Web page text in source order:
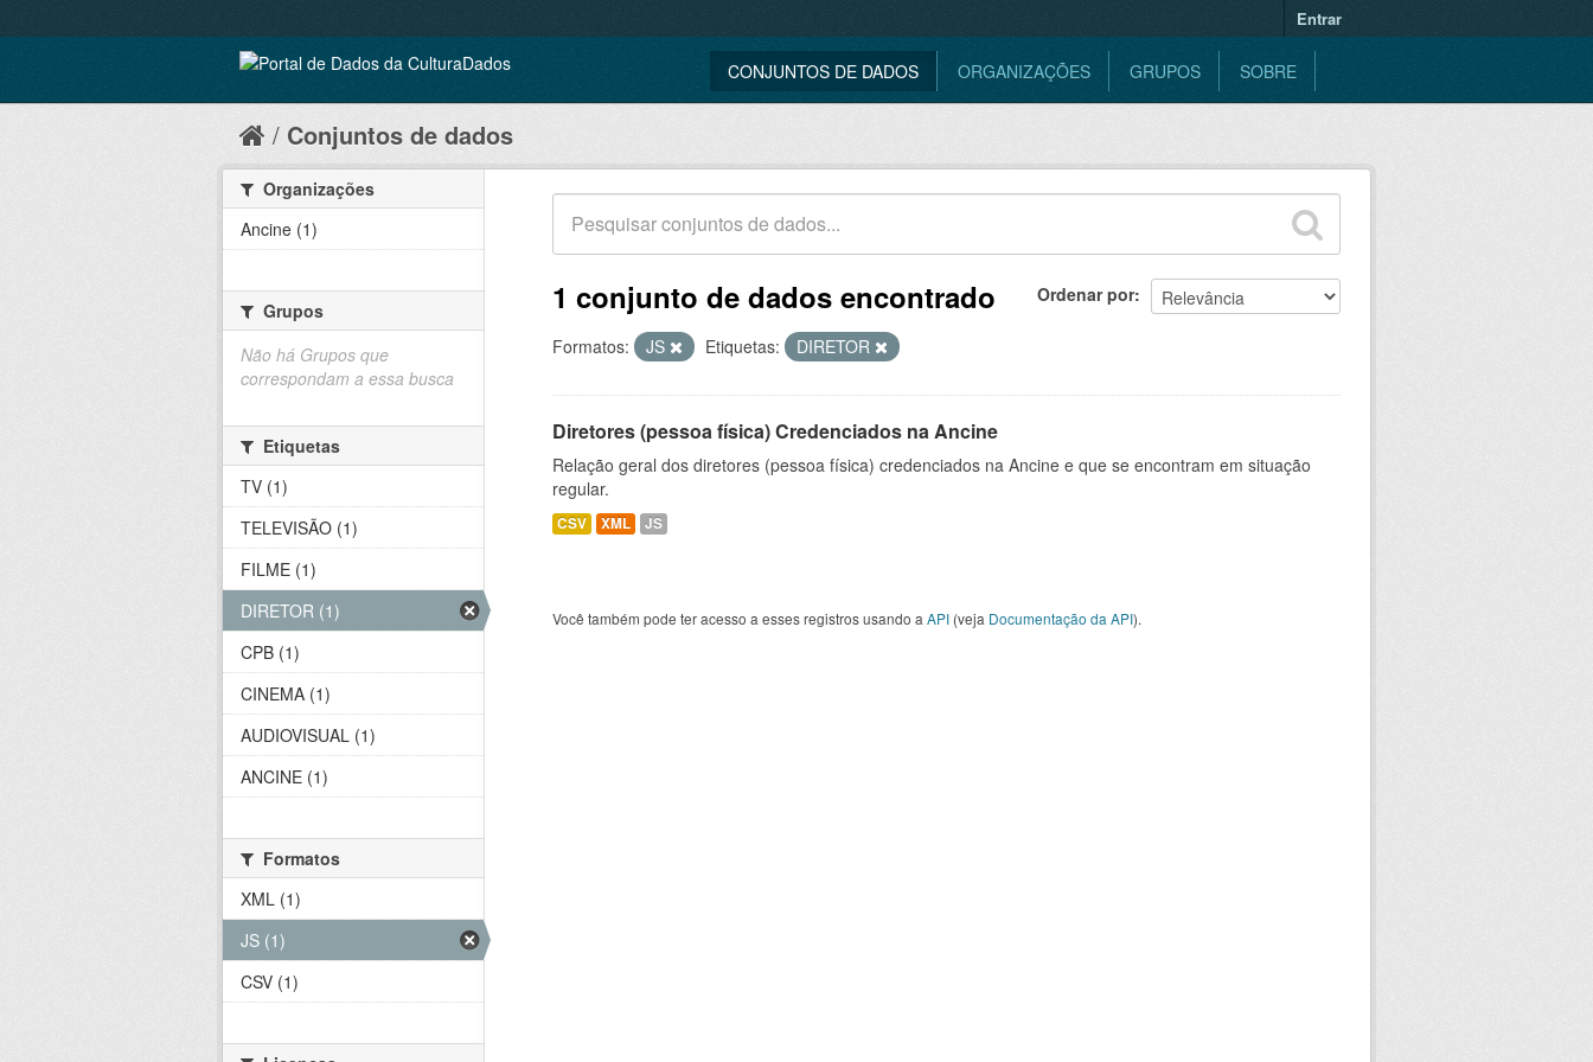
Entrar
CONJUNTOS DE DADOS ORGANIZAÇÕES GRUPOS SOBRE
Conjuntos de dados
Ordenar por
1 conjunto de dados encontrado
Formatos: JS Etiquetas: DIRETOR
Diretores (pessoa física) Credenciados na Ancine
Relação geral dos diretores (pessoa física) credenciados na Ancine e que se encontram em situação
regular.
CSV XML JS
Você também pode ter acesso a esses registros usando a API (veja Documentação da API).
Organizações
Ancine (1)
Grupos
Não há Grupos que
correspondam a essa busca
Etiquetas
TV (1)
TELEVISÃO (1)
FILME (1)
DIRETOR (1)
CPB (1)
CINEMA (1)
AUDIOVISUAL (1)
ANCINE (1)
Formatos
XML (1)
JS (1)
CSV (1)